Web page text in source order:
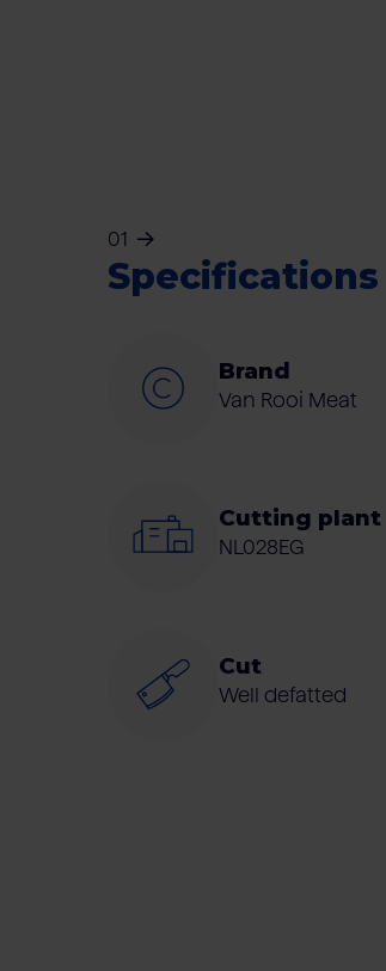
01
Specifications
Brand
Van Rooi Meat
Cutting plant
NL028EG
Cut
Well defatted